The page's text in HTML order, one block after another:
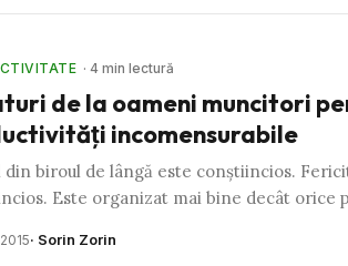
· 4 min lectură
de la oameni muncitori
incomensurabile
din biroul de lângă este conştiincios.
Este organizat mai bine decât orice
· Sorin Zorin